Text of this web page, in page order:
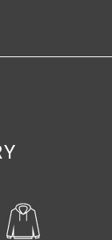
スウェット